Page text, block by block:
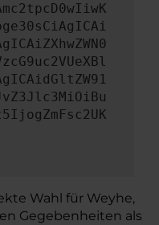
Wahl für Weyhe,
Gegebenheiten als